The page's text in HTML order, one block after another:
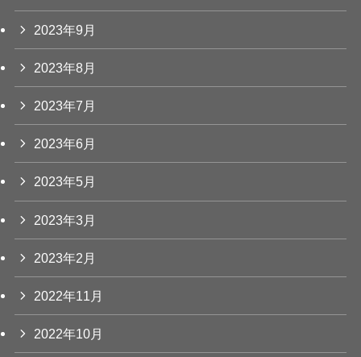
2023年9月
2023年8月
2023年7月
2023年6月
2023年5月
2023年3月
2023年2月
2022年11月
2022年10月